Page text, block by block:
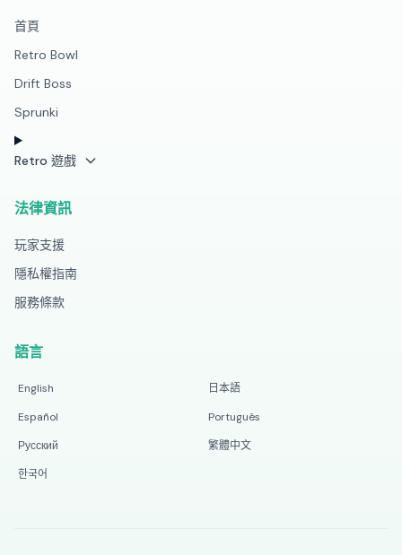
首頁
Retro Bowl
Drift Boss
Sprunki
Retro 遊戲
法律資訊
玩家支援
隱私權指南
服務條款
語言
English
日本語
Español
Português
Русский
繁體中文
한국어